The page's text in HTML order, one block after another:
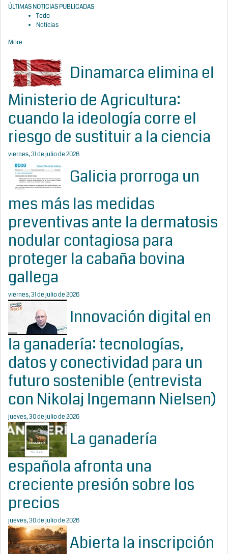
ÚLTIMAS NOTICIAS PUBLICADAS
Todo
Noticias
More
Dinamarca elimina el
Ministerio de Agricultura:
cuando la ideología corre el
riesgo de sustituir a la ciencia
viernes, 31 de julio de 2026
Galicia prorroga un
mes más las medidas
preventivas ante la dermatosis
nodular contagiosa para
proteger la cabaña bovina
gallega
viernes, 31 de julio de 2026
Innovación digital en
la ganadería: tecnologías,
datos y conectividad para un
futuro sostenible (entrevista
con Nikolaj Ingemann Nielsen)
jueves, 30 de julio de 2026
La ganadería
española afronta una
creciente presión sobre los
precios
jueves, 30 de julio de 2026
Abierta la inscripción